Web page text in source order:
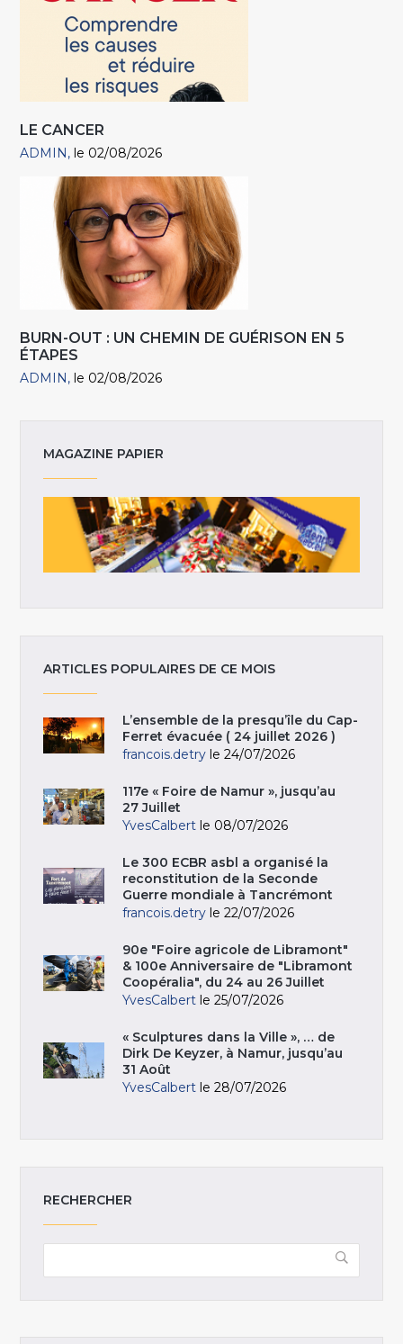
LE CANCER
ADMIN le 02/08/2026
BURN-OUT : UN CHEMIN DE GUÉRISON EN 5
ÉTAPES
ADMIN le 02/08/2026
MAGAZINE PAPIER
ARTICLES POPULAIRES DE CE MOIS
L’ensemble de la presqu’île du Cap-
Ferret évacuée ( 24 juillet 2026 )
francois.detry le 24/07/2026
117e « Foire de Namur », jusqu’au
27 Juillet
YvesCalbert le 08/07/2026
Le 300 ECBR asbl a organisé la
reconstitution de la Seconde
Guerre mondiale à Tancrémont
francois.detry le 22/07/2026
90e "Foire agricole de Libramont"
& 100e Anniversaire de "Libramont
Coopéralia", du 24 au 26 Juillet
YvesCalbert le 25/07/2026
« Sculptures dans la Ville », … de
Dirk De Keyzer, à Namur, jusqu’au
31 Août
YvesCalbert le 28/07/2026
RECHERCHER